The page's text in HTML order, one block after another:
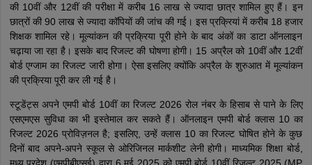
की 10वीं और 12वीं की परीक्षा में करीब 16 लाख से ज्यादा छात्र शामिल हुए हैं। इन
छात्रों की 90 लाख से ज्यादा कॉपियों की जांच की गई। इस प्रक्रियां में करीब 18 हजार
शिक्षक शामिल रहे। मूल्यांकन की प्रक्रिया पूरी होने के बाद अंकों का डाटा ऑनलाइन
चढ़ाया जा रहा है। इसके बाद रिजल्ट की घोषणा होगी। 15 अप्रैल को 10वीं और 12वीं
बोर्ड एग्जाम का रिजल्ट जारी होगा। ऐसा इसलिए क्योंकि अप्रैल के शुरुआत में मूल्यांकन
की प्रक्रिया पूरी कर ली गई है।
स्टूडेंट्स अपने एमपी बोर्ड 10वीं का रिजल्ट 2026 रोल नंबर के हिसाब से पाने के लिए
एसएमएस सुविधा का भी इस्तेमाल कर सकते हैं। ऑनलाइन एमपी बोर्ड क्लास 10 का
रिजल्ट 2026 प्रोविज़नल है; इसलिए, उन्हें क्लास 10 का रिजल्ट घोषित होने के कुछ
दिनों बाद अपने-अपने स्कूल से ओरिजिनल मार्कशीट लेनी होगी। माध्यमिक शिक्षा बोर्ड,